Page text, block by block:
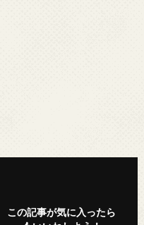
この記事が気に入ったら